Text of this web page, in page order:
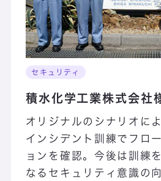
セキュリティ
積水化学工業株式会社
オリジナルのシナリオに
インシデント訓練でフロ
ョンを確認。今後は訓練
なるセキュリティ意識の